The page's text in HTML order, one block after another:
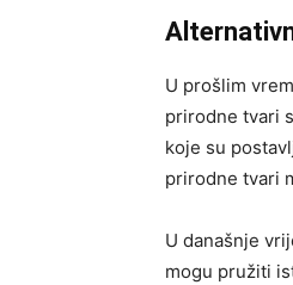
U prošlim
prirodne tvari
koje su
prirodne tvari
U današnje
mogu pružiti